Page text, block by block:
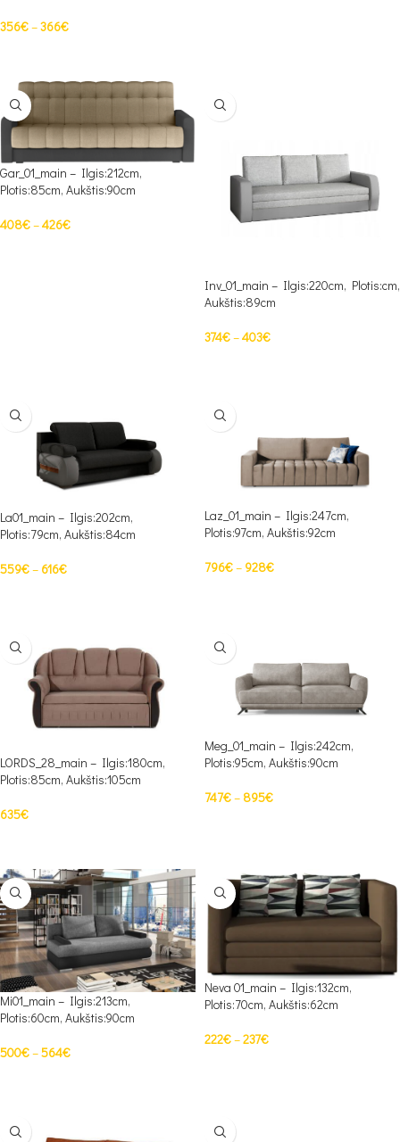
356€–366€
Gar_01_main – Ilgis:212cm,
Plotis:85cm, Aukštis:90cm
408€–426€
Inv_01_main – Ilgis:220cm, Plotis:cm,
Aukštis:89cm
374€–403€
La01_main – Ilgis:202cm,
Plotis:79cm, Aukštis:84cm
559€– 616€
Laz_01_main – Ilgis:247cm,
Plotis:97cm, Aukštis:92cm
796€– 928€
LORDS_28_main – Ilgis:180cm,
Plotis:85cm, Aukštis:105cm
635€
Meg_01_main – Ilgis:242cm,
Plotis:95cm, Aukštis:90cm
747€– 895€
Mi01_main – Ilgis:213cm,
Plotis:60cm, Aukštis:90cm
500€–564€
Neva 01_main – Ilgis:132cm,
Plotis:70cm, Aukštis:62cm
222€–237€